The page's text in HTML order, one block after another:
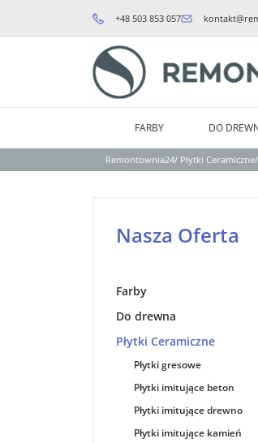
+48 503 853 057
FARBY DO
Remontownia24/ Płytki Ceramiczne/
Nasza Oferta
Farby
Do drewna
Płytki Ceramiczne
Płytki gresowe
Płytki imitujące beton
Płytki imitujące drewno
Płytki imitujące kamień